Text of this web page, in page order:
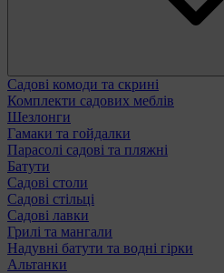
Садові комоди та скрині
Комплекти садових меблів
Шезлонги
Гамаки та гойдалки
Парасолі садові та пляжні
Батути
Садові столи
Садові стільці
Садові лавки
Грилі та мангали
Надувні батути та водні гірки
Альтанки